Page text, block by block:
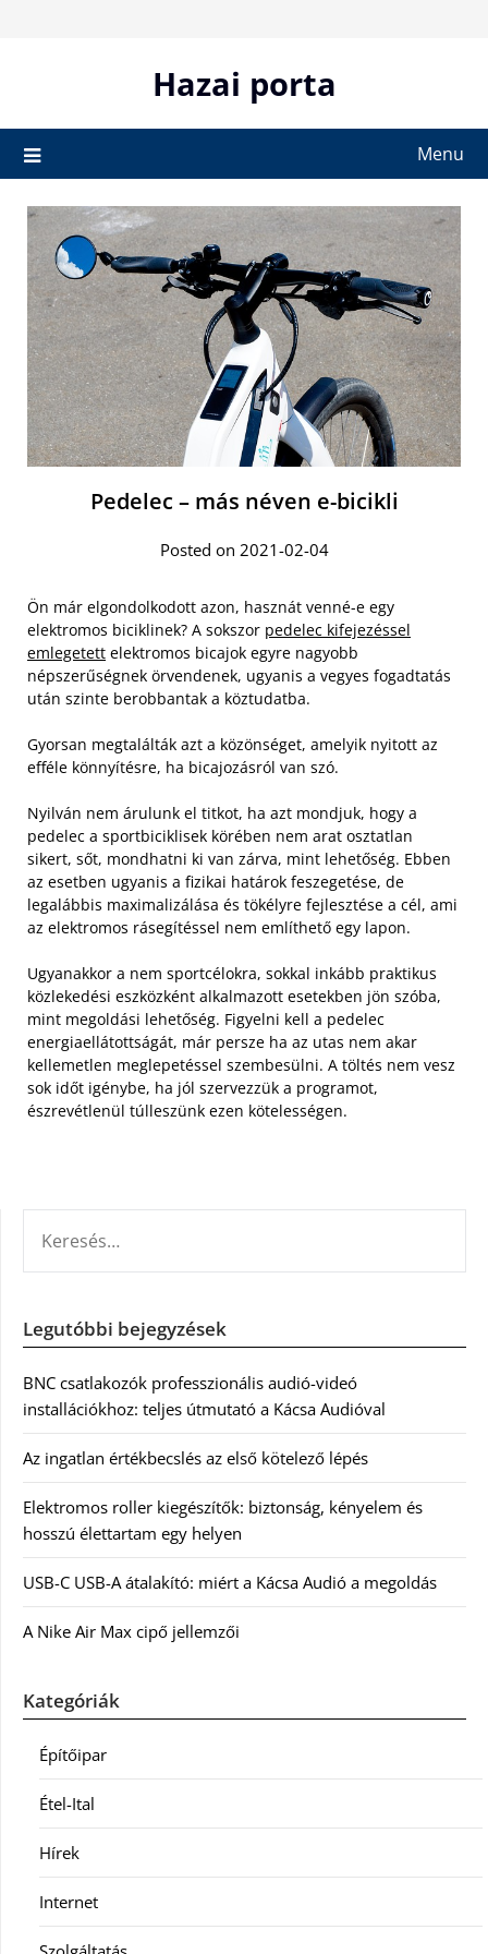
Hazai porta
Menu
Pedelec – más néven e-bicikli
Posted on 2021-02-04
Ön már elgondolkodott azon, hasznát venné-e egy
elektromos biciklinek? A sokszor pedelec kifejezéssel
emlegetett elektromos bicajok egyre nagyobb
népszerűségnek örvendenek, ugyanis a vegyes fogadtatás
után szinte berobbantak a köztudatba.
Gyorsan megtalálták azt a közönséget, amelyik nyitott az
efféle könnyítésre, ha bicajozásról van szó.
Nyilván nem árulunk el titkot, ha azt mondjuk, hogy a
pedelec a sportbiciklisek körében nem arat osztatlan
sikert, sőt, mondhatni ki van zárva, mint lehetőség. Ebben
az esetben ugyanis a fizikai határok feszegetése, de
legalábbis maximalizálása és tökélyre fejlesztése a cél, ami
az elektromos rásegítéssel nem említhető egy lapon.
Ugyanakkor a nem sportcélokra, sokkal inkább praktikus
közlekedési eszközként alkalmazott esetekben jön szóba,
mint megoldási lehetőség. Figyelni kell a pedelec
energiaellátottságát, már persze ha az utas nem akar
kellemetlen meglepetéssel szembesülni. A töltés nem vesz
sok időt igénybe, ha jól szervezzük a programot,
észrevétlenül túlleszünk ezen kötelességen.
Legutóbbi bejegyzések
BNC csatlakozók professzionális audió-videó
installációkhoz: teljes útmutató a Kácsa Audióval
Az ingatlan értékbecslés az első kötelező lépés
Elektromos roller kiegészítők: biztonság, kényelem és
hosszú élettartam egy helyen
USB-C USB-A átalakító: miért a Kácsa Audió a megoldás
A Nike Air Max cipő jellemzői
Kategóriák
Építőipar
Étel-Ital
Hírek
Internet